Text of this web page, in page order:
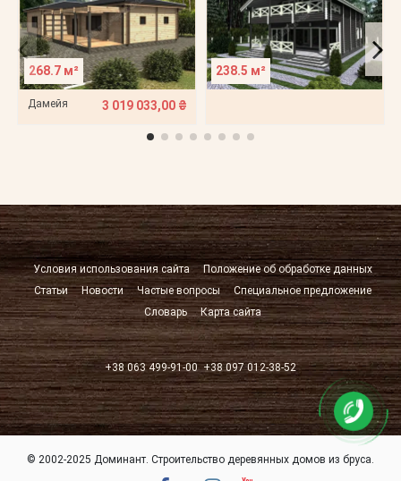
268.7 м²
Дамейя 3 019 033,00 ₴
238.5 м²
Условия использования сайта
Положение об обработке данных
Статьи
Новости Частые вопросы
Специальное предложение
Словарь
Карта сайта
+38 063 499-91-00 +38 097 012-38-52
© 2002-2025 Доминант. Строительство деревянных домов из бруса.